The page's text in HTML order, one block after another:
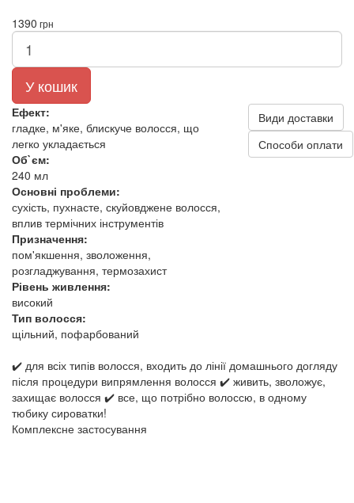
1390 грн
У кошик
Ефект:
гладке, м'яке, блискуче волосся, що
легко укладається
Об`єм:
240 мл
Основні проблеми:
сухість, пухнасте, скуйовджене волосся,
вплив термічних інструментів
Призначення:
пом'якшення, зволоження,
розгладжування, термозахист
Рівень живлення:
високий
Тип волосся:
щільний, пофарбований
Види доставки
Способи оплати
✔️ для всіх типів волосся, входить до лінії домашнього догляду
після процедури випрямлення волосся ✔️ живить, зволожує,
захищає волосся ✔️ все, що потрібно волоссю, в одному
тюбику сироватки!
Комплексне застосування